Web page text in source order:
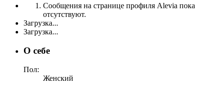
Сообщения на странице профиля Alevia пока
отсутствуют.
Загрузка...
Загрузка...
О себе
Пол:
Женский